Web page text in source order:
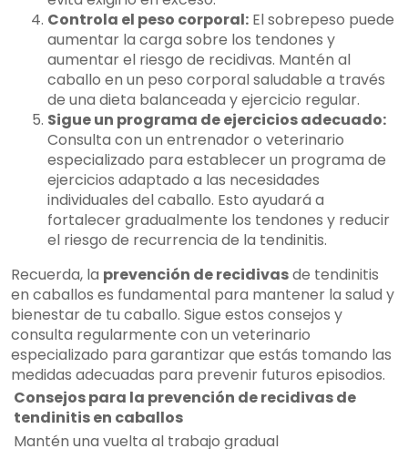
Controla el peso corporal: El sobrepeso puede
aumentar la carga sobre los tendones y
aumentar el riesgo de recidivas. Mantén al
caballo en un peso corporal saludable a través
de una dieta balanceada y ejercicio regular.
Sigue un programa de ejercicios adecuado:
Consulta con un entrenador o veterinario
especializado para establecer un programa de
ejercicios adaptado a las necesidades
individuales del caballo. Esto ayudará a
fortalecer gradualmente los tendones y reducir
el riesgo de recurrencia de la tendinitis.
Recuerda, la prevención de recidivasde tendinitis
en caballos es fundamental para mantener la salud y
bienestar de tu caballo. Sigue estos consejos y
consulta regularmente con un veterinario
especializado para garantizar que estás tomando las
medidas adecuadas para prevenir futuros episodios.
Consejos para la prevención de recidivas de
tendinitis en caballos
Mantén una vuelta al trabajo gradual